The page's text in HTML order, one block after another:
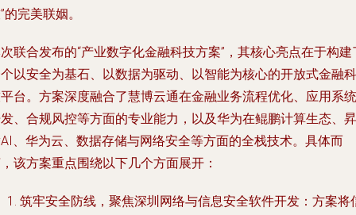
的完美联姻。
联合发布的“产业数字化金融科技方案”，其核心亮点在于构建
以安全为基石、以数据为驱动、以智能为核心的开放式金融科
台。方案深度融合了慧博云通在金融业务流程优化、应用系统
、合规风控等方面的专业能力，以及华为在鲲鹏计算生态、昇
、华为云、数据存储与网络安全等方面的全栈技术。具体而
该方案重点围绕以下几个方面展开：
筑牢安全防线，聚焦深圳网络与信息安全软件开发 ：方案将